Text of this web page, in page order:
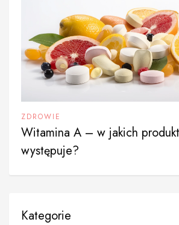
ZDROWIE
Witamina A – w jakich
występuje?
Kategorie